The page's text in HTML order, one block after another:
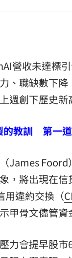
營收未達標
、職缺數下
週創下歷史
的教訓 第一
James
，將出現在
用違約交換（
甲骨文儘管
力會提早股